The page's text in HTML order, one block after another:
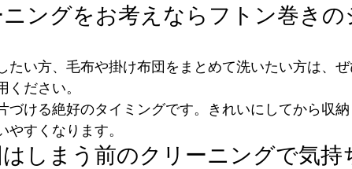
ングをお考えならフトン巻きの
たい方、毛布や掛け布団をまとめて洗いたい方は、ぜ
ください。
づける絶好のタイミングです。きれいにしてから収納
やすくなります。
しまう前のクリーニングで気持